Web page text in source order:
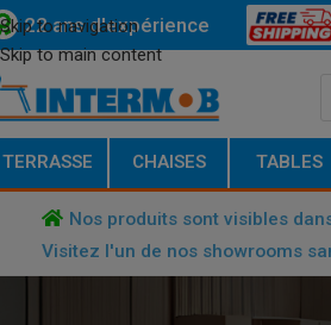
Skip to navigation
Skip to main content
22 ans d'expérience
TERRASSE CHAISES TABLES
Nos produits sont visibles
Visitez l'un de nos showrooms